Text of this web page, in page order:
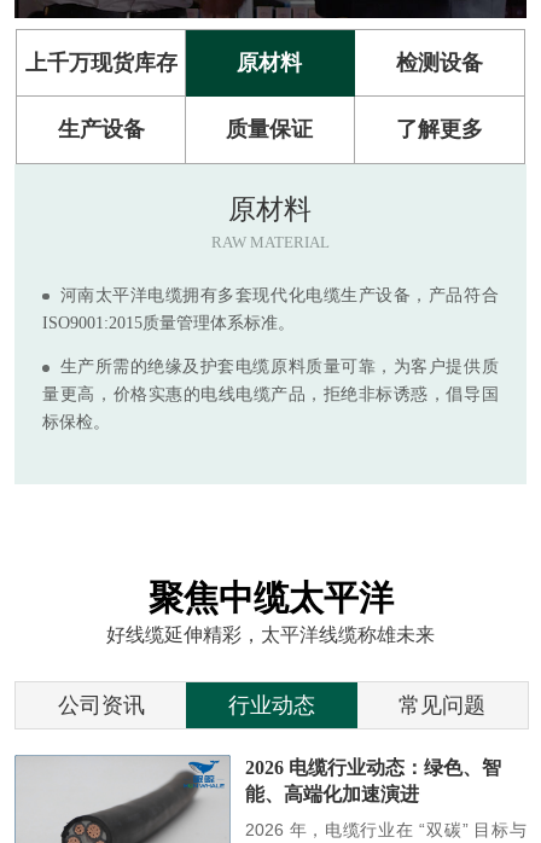
上千万现货库存 原材料 检测设备
生产设备 质量保证 了解更多
原材料
RAW MATERIAL
河南太平洋电缆拥有多套现代化电缆生产设备，产品符合
ISO9001:2015质量管理体系标准。
生产所需的绝缘及护套电缆原料质量可靠，为客户提供质
量更高，价格实惠的电线电缆产品，拒绝非标诱惑，倡导国
标保检。
聚焦中缆太平洋
好线缆延伸精彩，太平洋线缆称雄未来
公司资讯 行业动态 常见问题
2026 电缆行业动态：绿色、智
能、高端化加速演进
2026 年，电缆行业在 “双碳” 目标与